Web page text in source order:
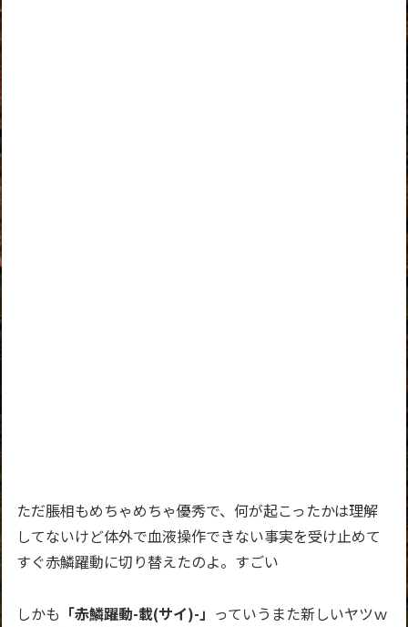
ただ脹相もめちゃめちゃ優秀で、何が起こったかは理解
してないけど体外で血液操作できない事実を受け止めて
すぐ赤鱗躍動に切り替えたのよ。すごい
しかも 「赤鱗躍動-載(サイ)-」 っていうまた新しいヤツｗ